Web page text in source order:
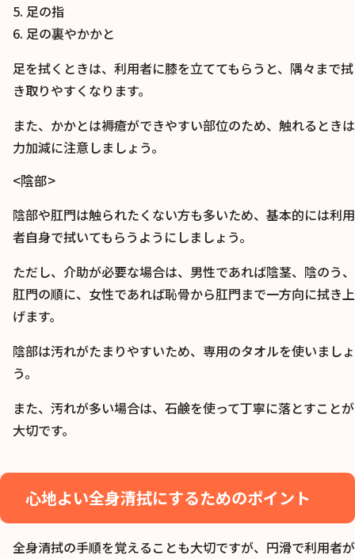
5. 足の指
6. 足の裏やかかと
足を拭くときは、利用者に膝を立ててもらうと、隅々まで拭
き取りやすくなります。
また、かかとは褥瘡ができやすい部位のため、触れるときは
力加減に注意しましょう。
<陰部>
陰部や肛門は触られたくない方も多いため、基本的には利用
者自身で拭いてもらうようにしましょう。
ただし、介助が必要な場合は、男性であれば陰茎、陰のう、
肛門の順に、女性であれば恥骨から肛門まで一方向に拭き上
げます。
陰部は汚れがたまりやすいため、専用のタオルを使いましょ
う。
また、汚れが多い場合は、石鹸を使って丁寧に落とすことが
大切です。
心地よい全身清拭にするためのポイント
全身清拭の手順を覚えることも大切ですが、円滑で利用者が